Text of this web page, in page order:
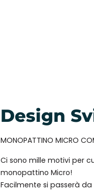
Design
MONOPATTINO MICRO
Ci sono mille motivi per
monopattino Micro!
Facilmente si passerà